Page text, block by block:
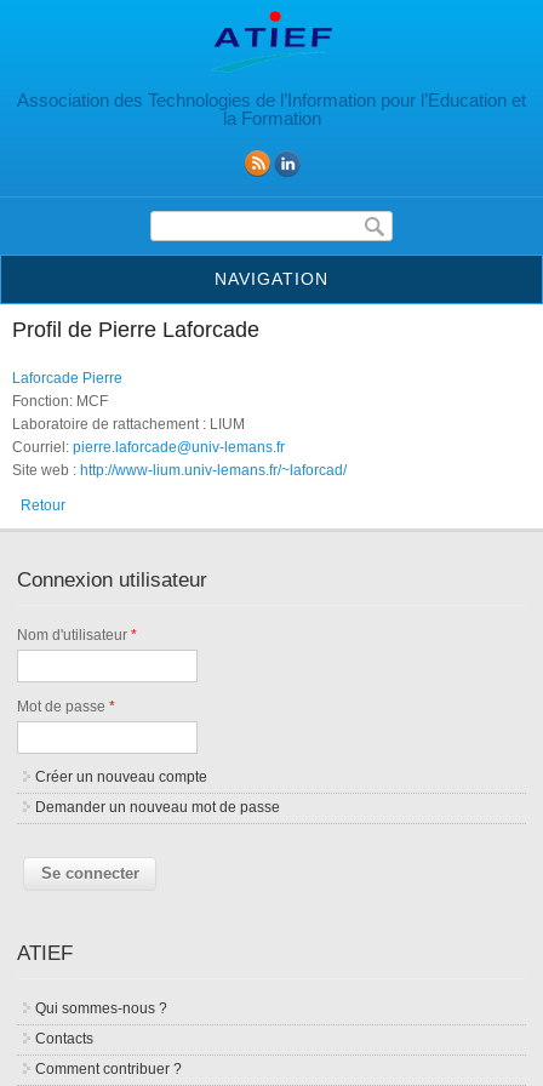
Association des Technologies de l’Information pour l’Education et
la Formation
Formulaire de recherche
NAVIGATION
Profil de Pierre Laforcade
Laforcade Pierre
Fonction: MCF
Laboratoire de rattachement : LIUM
Courriel: pierre.laforcade@univ-lemans.fr
Site web : http://www-lium.univ-lemans.fr/~laforcad/
Retour
Connexion utilisateur
Nom d'utilisateur*
Mot de passe*
Créer un nouveau compte
Demander un nouveau mot de passe
ATIEF
Qui sommes-nous ?
Contacts
Comment contribuer ?